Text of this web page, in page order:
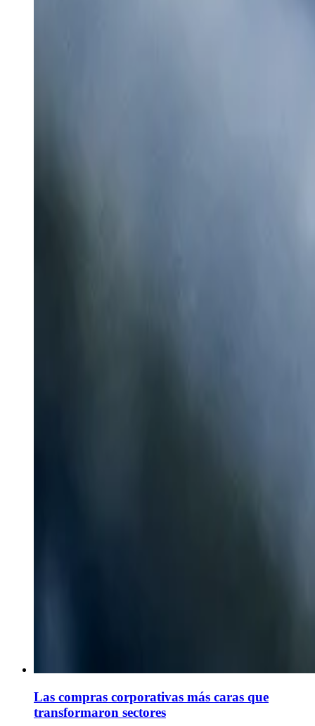
Las compras corporativas más caras que
transformaron sectores